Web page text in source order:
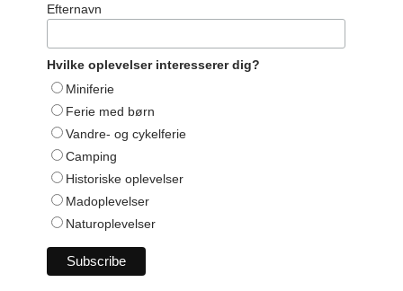
Efternavn
Hvilke oplevelser interesserer dig?
Miniferie
Ferie med børn
Vandre- og cykelferie
Camping
Historiske oplevelser
Madoplevelser
Naturoplevelser